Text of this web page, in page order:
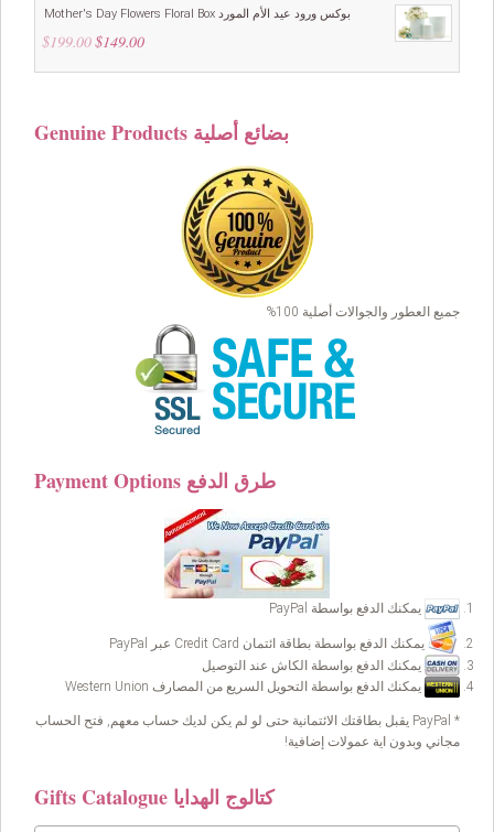
Mother's Day Flowers Floral Box بوكس ورود عيد الأم المورد
$199.00 Original
was:
$149.00Current
is:
Genuine Products بضائع أصلية
جميع العطور والجوالات أصلية 100%
Payment Options طرق الدفع
يمكنك الدفع بواسطة PayPal
يمكنك الدفع بواسطة بطاقة ائتمان Credit Card عبر PayPal
يمكنك الدفع بواسطة الكاش عند التوصيل
يمكنك الدفع بواسطة التحويل السريع من المصارف Western Union
* PayPal يقبل بطاقتك الائتمانية حتى لو لم يكن لديك حساب معهم, فتح الحساب
مجاني وبدون اية عمولات إضافية!
Gifts Catalogue كتالوج الهدايا